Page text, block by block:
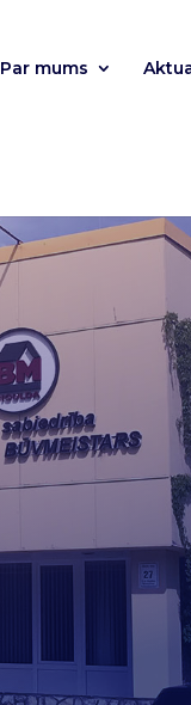
Par mums